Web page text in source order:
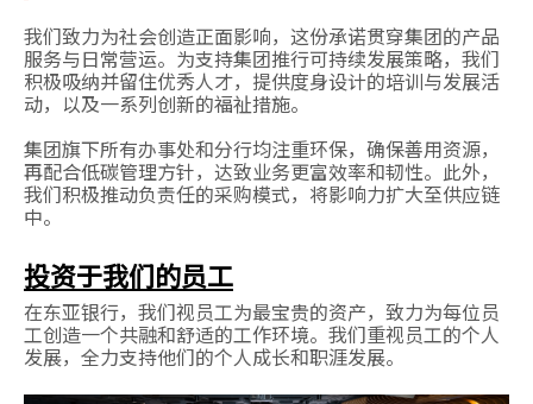
我们致力为社会创造正面影响，这份承诺贯穿集团的产品
服务与日常营运。为支持集团推行可持续发展策略，我们
积极吸纳并留住优秀人才，提供度身设计的培训与发展活
动，以及一系列创新的福祉措施。
集团旗下所有办事处和分行均注重环保，确保善用资源，
再配合低碳管理方针，达致业务更富效率和韧性。此外，
我们积极推动负责任的采购模式，将影响力扩大至供应链
中。
投资于我们的员工
在东亚银行，我们视员工为最宝贵的资产，致力为每位员
工创造一个共融和舒适的工作环境。我们重视员工的个人
发展，全力支持他们的个人成长和职涯发展。